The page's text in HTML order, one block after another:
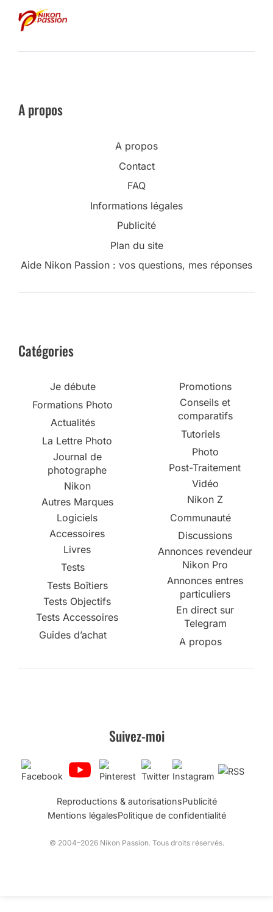
A propos
A propos
Contact
FAQ
Informations légales
Publicité
Plan du site
Aide Nikon Passion : vos questions, mes réponses
Catégories
Je débute
Formations Photo
Actualités
La Lettre Photo
Journal de
photographe
Nikon
Autres Marques
Logiciels
Accessoires
Livres
Tests
Tests Boîtiers
Tests Objectifs
Tests Accessoires
Guides d’achat
Promotions
Conseils et
comparatifs
Tutoriels
Photo
Post-Traitement
Vidéo
Nikon Z
Communauté
Discussions
Annonces revendeur
Nikon Pro
Annonces entres
particuliers
En direct sur
Telegram
A propos
Suivez-moi
Reproductions & autorisationsPublicité
Mentions légalesPolitique de confidentialité
© 2004–2026 Nikon Passion. Tous droits réservés.